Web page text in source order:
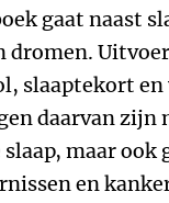
gaat naast
dromen.
slaaptekort
daarvan zijn
maar ook
en